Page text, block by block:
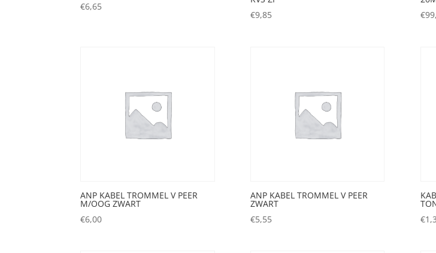
€6,65
€9,85
€
ANP KABEL TROMMEL V PEER
M/OOG ZWART
€6,00
ANP KABEL TROMMEL V PEER
ZWART
€5,55
€